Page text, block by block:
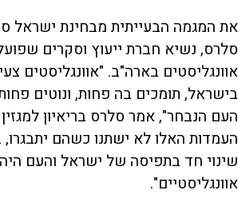
את המגמה הבעייתית מבחינת ישראל
סלרס, נשיא חברת ייעוץ וסקרים
אוונגליסטים בארה"ב. "אוונגליסטים
בישראל, תומכים בה פחות, ונוטים
העם הנבחר", אמר סלרס בריאיון
העמדות האלו לא ישתנו כשהם יתבגרו,
שינוי חד בתפיסה של ישראל והעם
אוונגליסטיים".